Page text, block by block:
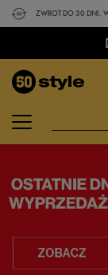
ZWROT DO 30 DNI.